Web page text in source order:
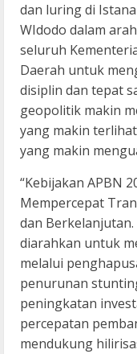
dan luring di
WIdodo dalam
seluruh
Daerah untuk
disiplin dan tepat
geopolitik makin
yang makin
yang makin
“Kebijakan APBN
Mempercepat
dan
diarahkan untuk
melalui
penurunan
peningkatan
percepatan
mendukung